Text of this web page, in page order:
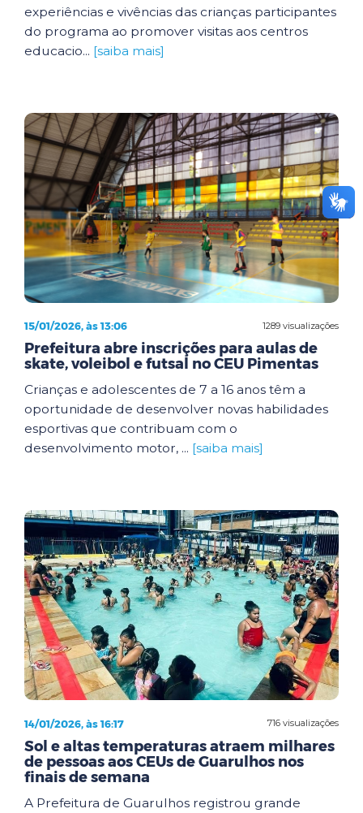
experiências e vivências das crianças participantes
do programa ao promover visitas aos centros
educacio... [saiba mais]
1289 visualizações
15/01/2026, às 13:06
Prefeitura abre inscrições para aulas de
skate, voleibol e futsal no CEU Pimentas
Crianças e adolescentes de 7 a 16 anos têm a
oportunidade de desenvolver novas habilidades
esportivas que contribuam com o
desenvolvimento motor, ... [saiba mais]
716 visualizações
14/01/2026, às 16:17
Sol e altas temperaturas atraem milhares
de pessoas aos CEUs de Guarulhos nos
finais de semana
A Prefeitura de Guarulhos registrou grande